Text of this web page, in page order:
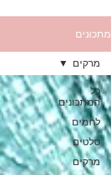
מתכונים
כל
המתכונים
לחמים
סלטים
מרקים
מרקים